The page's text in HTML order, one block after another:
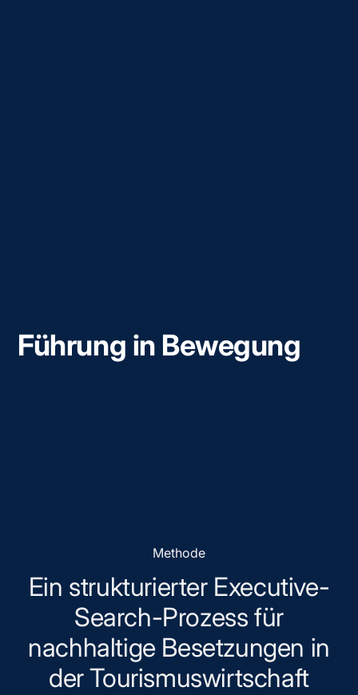
Führung in Bewegung
Methode
Ein strukturierter Executive-
Search-Prozess für
nachhaltige Besetzungen in
der Tourismuswirtschaft